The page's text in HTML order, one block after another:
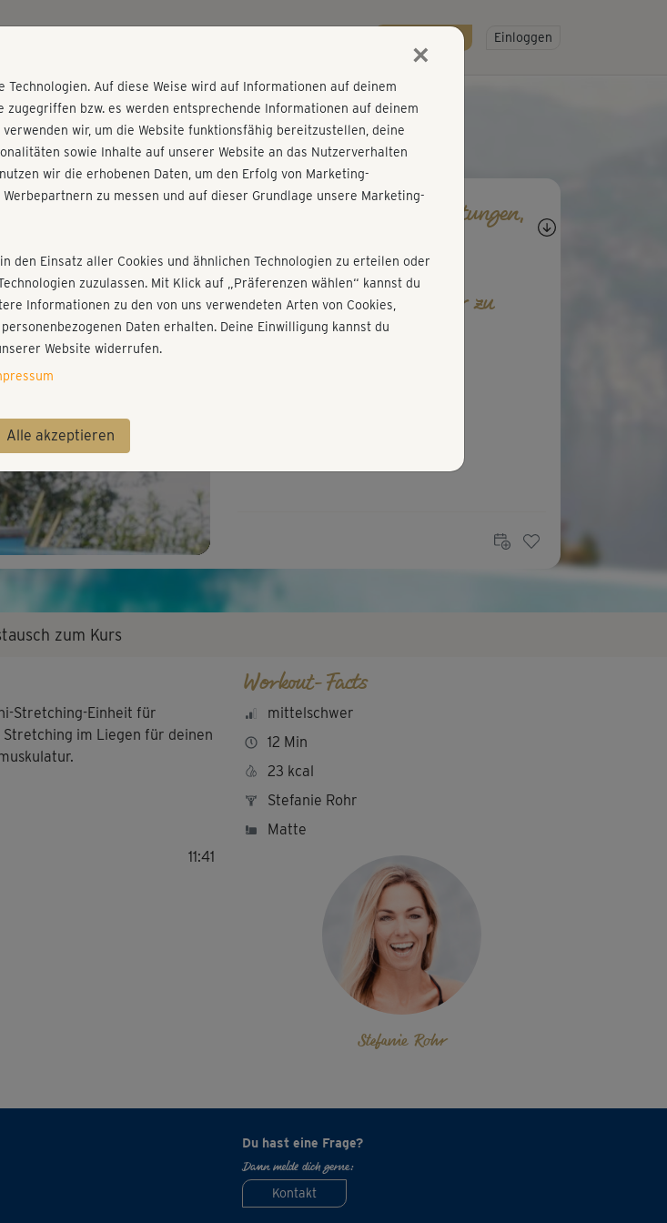
Gratis testen! Einloggen
Fragen, Antworten, Bewertungen,
Gib den ersten Kommentar zu
diesem Kurs ab!
zum Kurs
Stretching-Einheit für
im Liegen für deinen
11:41
Workout-Facts
mittelschwer
12 Min
23 kcal
Stefanie Rohr
Matte
Stefanie Rohr
Du hast eine Frage?
Dann melde dich gerne:
Kontakt
×
Auf diese Weise wird auf Informationen auf deinem
bzw. es werden entsprechende Informationen auf deinem
wir, um die Website funktionsfähig bereitzustellen, deine
sowie Inhalte auf unserer Website an das Nutzerverhalten
wir die erhobenen Daten, um den Erfolg von Marketing-
zu messen und auf dieser Grundlage unsere Marketing-
den Einsatz aller Cookies und ähnlichen Technologien zu erteilen oder
zuzulassen. Mit Klick auf „Präferenzen wählen“ kannst du
Informationen zu den von uns verwendeten Arten von Cookies,
Daten erhalten. Deine Einwilligung kannst du
Website widerrufen.
Alle akzeptieren